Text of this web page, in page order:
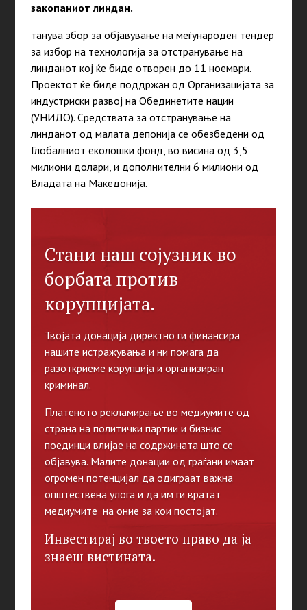
закопаниот линдан.
танува збор за објавување на меѓународен тендер
за избор на технологија за отстранување на
линданот кој ќе биде отворен до 11 ноември.
Проектот ќе биде поддржан од Организацијата за
индустриски развој на Обединетите нации
(УНИДО). Средствата за отстранување на
линданот од малата депонија се обезбедени од
Глобалниот еколошки фонд, во висина од 3,5
милиони долари, и дополнителни 6 милиони од
Владата на Македонија.
Стани наш сојузник во
борбата против
корупцијата.
Твојата донација директно ги финансира
нашите истражувања и ни помага да
разоткриеме корупција и организиран
криминал.
Платеното рекламирање во медиумите од
страна на политички партии и бизнис
поединци влијае на содржината што се
објавува. Малите донации од граѓани имаат
огромен потенцијал да одиграат важна
општествена улога и да им ги вратат
медиумите на оние за кои постојат.
Инвестирај во твоето право да ја
знаеш вистината.